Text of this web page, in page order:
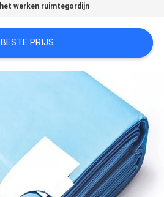
het werken ruimtegordijn
BESTE PRIJS